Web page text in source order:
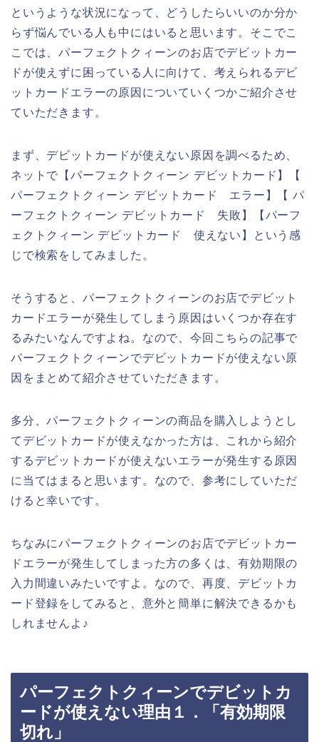
というような状況になって、どうしたらいいのか分か
らず悩んでいる人も中にはいると思います。そこでこ
こでは、パーフェクトクィーンのお店でデビットカー
ドが使えずに困っている人に向けて、考えられるデビ
ットカードエラーの原因についていくつかご紹介させ
ていただきます。
まず、デビットカードが使えない原因を調べるため、
ネットで【パーフェクトクィーン デビットカード】【
パーフェクトクィーン デビットカード エラー】【 パ
ーフェクトクィーン デビットカード 失敗】【パーフ
ェクトクィーン デビットカード 使えない】という感
じで検索をしてみました。
そうすると、パーフェクトクィーンのお店でデビット
カードエラーが発生してしまう原因はいくつか存在す
るみたいなんですよね。なので、今回こちらの記事で
パーフェクトクィーンでデビットカードが使えない原
因をまとめて紹介させていただきます。
多分、パーフェクトクィーンの商品を購入しようとし
てデビットカードが使えなかった方は、これから紹介
するデビットカードが使えないエラーが発生する原因
に当てはまると思います。なので、参考にしていただ
けると幸いです。
ちなみにパーフェクトクィーンのお店でデビットカー
ドエラーが発生してしまった方の多くは、有効期限の
入力間違いみたいですよ。なので、再度、デビットカ
ード登録をしてみると、意外と簡単に解決できるかも
しれませんよ♪
パーフェクトクィーンでデビットカ
ードが使えない理由１．「有効期限
切れ」